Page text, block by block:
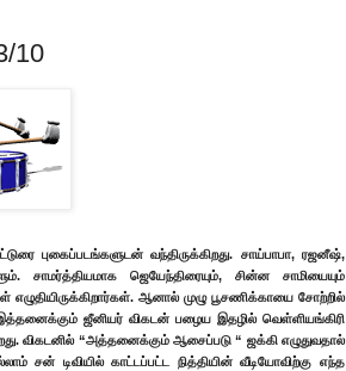
10
புகைப்படங்களுடன் வந்திருக்கிறது. சாய்பாபா, ரஜனீஷ்,
சாமர்த்தியமாக ஜெயேந்திரையும், சின்ன சாமியையும்
எழுதியிருக்கிறார்கள். ஆனால் முழு பூசணிக்காயை சோற்றில்
இத்தனைக்கும் ஜீனியர் விகடன் பழைய இதழில் வெள்ளியங்கிரி
விகடனில் “அத்தனைக்கும் ஆசைப்படு “ ஜக்கி எழுதுவதால்
சன் டிவியில் காட்டப்பட்ட நித்தியின் வீடியோவிற்கு எந்த